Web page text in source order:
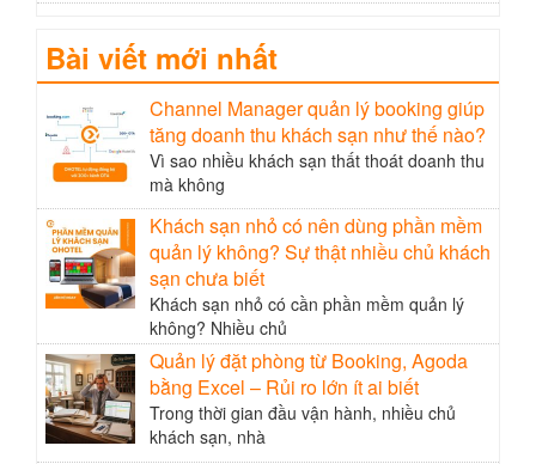
Bài viết mới nhất
Channel Manager quản lý booking giúp
tăng doanh thu khách sạn như thế nào?
Vì sao nhiều khách sạn thất thoát doanh thu
mà không
Khách sạn nhỏ có nên dùng phần mềm
quản lý không? Sự thật nhiều chủ khách
sạn chưa biết
Khách sạn nhỏ có cần phần mềm quản lý
không? Nhiều chủ
Quản lý đặt phòng từ Booking, Agoda
bằng Excel – Rủi ro lớn ít ai biết
Trong thời gian đầu vận hành, nhiều chủ
khách sạn, nhà